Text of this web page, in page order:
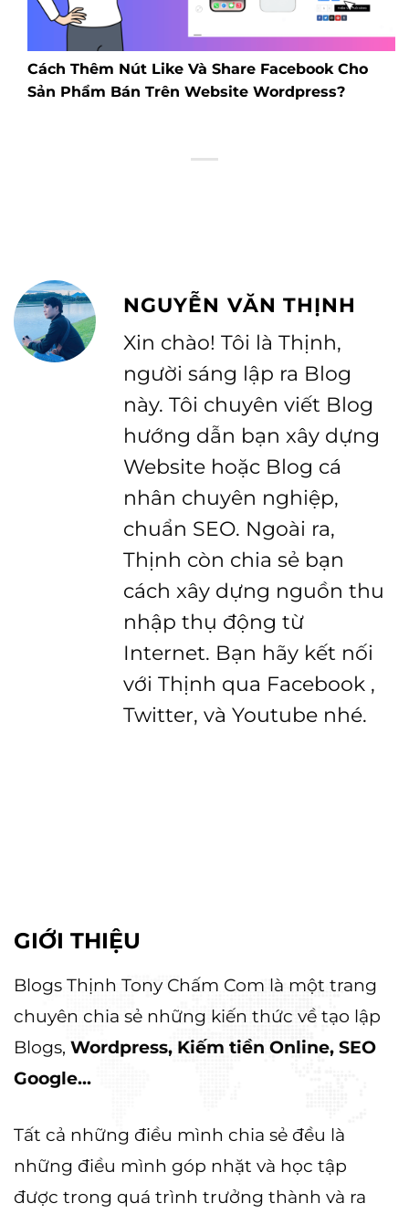
Cách Thêm Nút Like Và Share Facebook Cho
Sản Phẩm Bán Trên Website Wordpress?
NGUYỄN VĂN THỊNH
Xin chào! Tôi là Thịnh,
người sáng lập ra Blog
này. Tôi chuyên viết Blog
hướng dẫn bạn xây dựng
Website hoặc Blog cá
nhân chuyên nghiệp,
chuẩn SEO. Ngoài ra,
Thịnh còn chia sẻ bạn
cách xây dựng nguồn thu
nhập thụ động từ
Internet. Bạn hãy kết nối
với Thịnh qua Facebook ,
Twitter, và Youtube nhé.
GIỚI THIỆU
Blogs Thịnh Tony Chấm Com là một trang
chuyên chia sẻ những kiến thức về tạo lập
Blogs, Wordpress, Kiếm tiền Online, SEO
Google...
Tất cả những điều mình chia sẻ đều là
những điều mình góp nhặt và học tập
được trong quá trình trưởng thành và ra